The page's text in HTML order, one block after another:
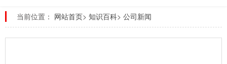
当前位置： 网站首页> 知识百科> 公司新闻